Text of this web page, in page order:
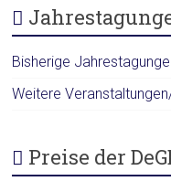
Bisherige
Weitere
Preise der